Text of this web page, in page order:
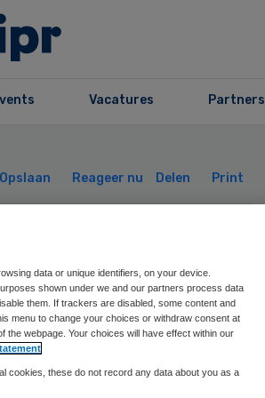
Vacatures Partners
Opslaan Reageer nu Delen Print
tegen
data or unique identifiers, on your device.
shown under we and our partners process data
them. If trackers are disabled, some content and
menu to change your choices or withdraw consent at
the webpage. Your choices will have effect within our
cookies, these do not record any data about you as a